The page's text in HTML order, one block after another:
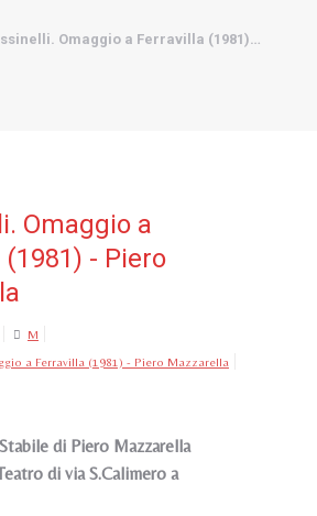
Omaggio a Ferravilla (1981)…
Omaggio a
- Piero
M
a Ferravilla (1981) - Piero Mazzarella
di Piero Mazzarella
di via S.Calimero a